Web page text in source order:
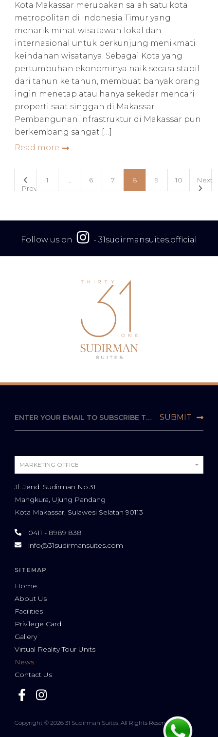
Kota Makassar merupakan salah satu kota
metropolitan di Indonesia Timur yang
menarik minat wisatawan lokal dan
internasional untuk berkunjung menikmati
keindahan wisatanya. Sebagai Kota yang
pertumbuhan ekonominya naik secara stabil
dari tahun ke tahun, membuat banyak orang
ingin menetap atau hanya sekedar mencari
properti saat singgah di Makassar.
Pembangunan infrastruktur di Makassar pun
berkembang sangat […]
Read more
Prev
1 … 6 7 8 9 10 Next
Follow us on - 31sudirmansuites.official
MARKETING OFFICE
Jl. Jend. Sudirman No.31
Mangkura, Ujung Pandang
Kota Makassar, Sulawesi Selatan 90113
0411 - 8989 838
info@31sudirmansuites.com
SITEMAP
Home
About Us
Facilities
Privilege Card
Gallery
Virtual Reality Tour Units
News
Contact Us
Copyright © 2026 31 Sudirman Suites. All Rights Reserved.